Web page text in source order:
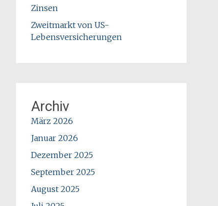
Zinsen
Zweitmarkt von US-
Lebensversicherungen
Archiv
März 2026
Januar 2026
Dezember 2025
September 2025
August 2025